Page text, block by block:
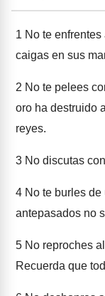
1 No te
caigas en sus
2 No te pelees
oro ha destruido
reyes.
3 No discutas
4 No te burles
antepasados no
5 No reproches
Recuerda que